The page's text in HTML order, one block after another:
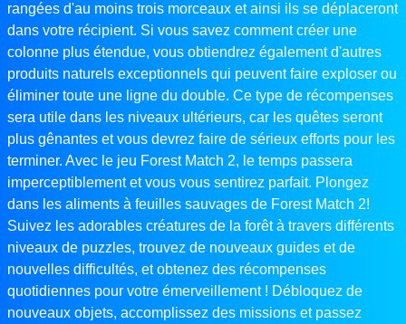
rangées d'au moins trois morceaux et ainsi ils se déplaceront
dans votre récipient. Si vous savez comment créer une
colonne plus étendue, vous obtiendrez également d'autres
produits naturels exceptionnels qui peuvent faire exploser ou
éliminer toute une ligne du double. Ce type de récompenses
sera utile dans les niveaux ultérieurs, car les quêtes seront
plus gênantes et vous devrez faire de sérieux efforts pour les
terminer. Avec le jeu Forest Match 2, le temps passera
imperceptiblement et vous vous sentirez parfait. Plongez
dans les aliments à feuilles sauvages de Forest Match 2!
Suivez les adorables créatures de la forêt à travers différents
niveaux de puzzles, trouvez de nouveaux guides et de
nouvelles difficultés, et obtenez des récompenses
quotidiennes pour votre émerveillement ! Débloquez de
nouveaux objets, accomplissez des missions et passez